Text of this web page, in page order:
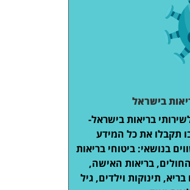
בישראל
בריאות בישראל-
תקבלו את כל המידע
בנושאי: ביטוחי בריאות
בריאות האישה,
תינוקות וילדים, גיל